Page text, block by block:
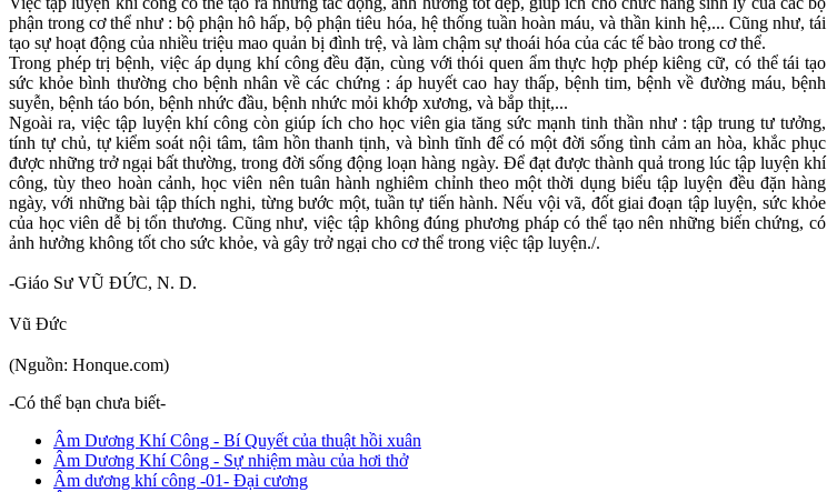
phận trong cơ thể như : bộ phận hô hấp, bộ phận tiêu hóa, hệ thống tuần hoàn máu, và thần kinh hệ,... Cũng như, tái
tạo sự hoạt động của nhiều triệu mao quản bị đình trệ, và làm chậm sự thoái hóa của các tế bào trong cơ thể.
Trong phép trị bệnh, việc áp dụng khí công đều đặn, cùng với thói quen ẩm thực hợp phép kiêng cữ, có thể tái tạo
sức khỏe bình thường cho bệnh nhân về các chứng : áp huyết cao hay thấp, bệnh tim, bệnh về đường máu, bệnh
suyễn, bệnh táo bón, bệnh nhức đầu, bệnh nhức mỏi khớp xương, và bắp thịt,...
Ngoài ra, việc tập luyện khí công còn giúp ích cho học viên gia tăng sức mạnh tinh thần như : tập trung tư tưởng,
tính tự chủ, tự kiểm soát nội tâm, tâm hồn thanh tịnh, và bình tĩnh để có một đời sống tình cảm an hòa, khắc phục
được những trở ngại bất thường, trong đời sống động loạn hàng ngày. Để đạt được thành quả trong lúc tập luyện khí
công, tùy theo hoàn cảnh, học viên nên tuân hành nghiêm chỉnh theo một thời dụng biểu tập luyện đều đặn hàng
ngày, với những bài tập thích nghi, từng bước một, tuần tự tiến hành. Nếu vội vã, đốt giai đoạn tập luyện, sức khỏe
của học viên dễ bị tổn thương. Cũng như, việc tập không đúng phương pháp có thể tạo nên những biến chứng, có
ảnh hưởng không tốt cho sức khỏe, và gây trở ngại cho cơ thể trong việc tập luyện./.
-Giáo Sư VŨ ĐỨC, N. D.
Vũ Ðức
(Nguồn: Honque.com)
-Có thể bạn chưa biết-
Âm Dương Khí Công - Bí Quyết của thuật hồi xuân
Âm Dương Khí Công - Sự nhiệm màu của hơi thở
Âm dương khí công -01- Đại cương